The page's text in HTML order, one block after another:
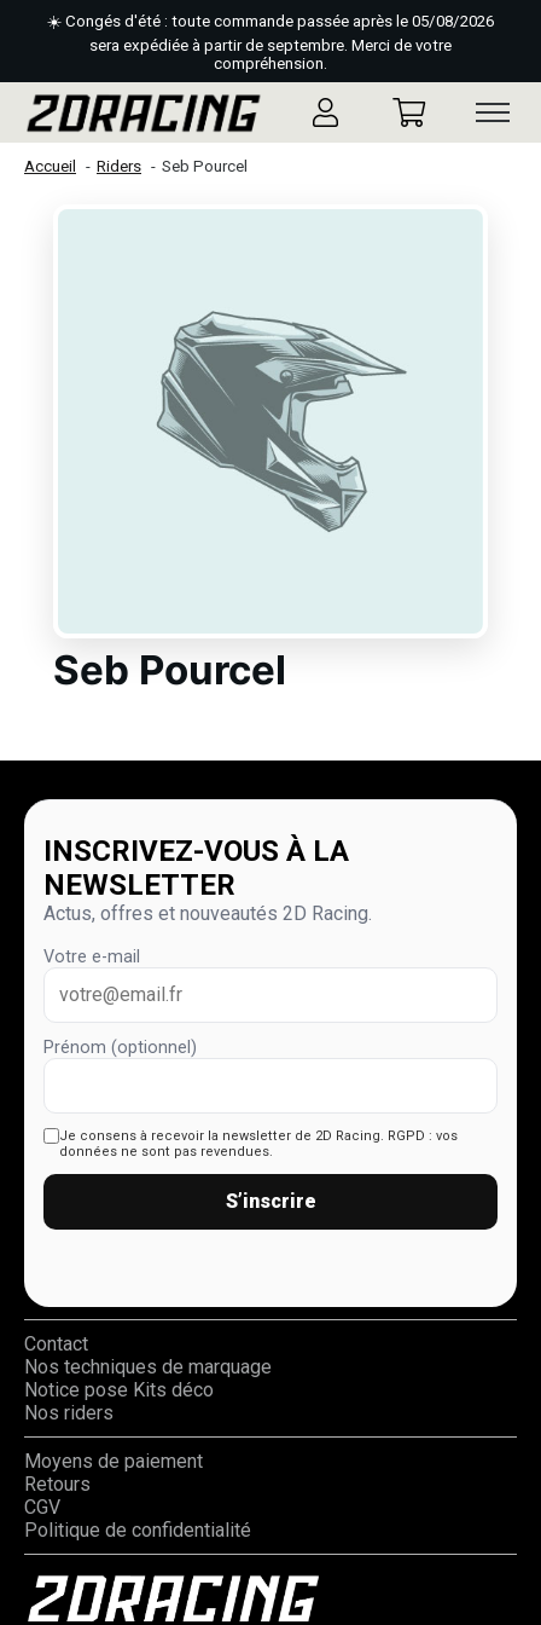
☀️ Congés d'été : toute commande passée après le 05/08/2026
sera expédiée à partir de septembre. Merci de votre
compréhension.
Accueil Riders Seb Pourcel
Seb Pourcel
INSCRIVEZ-VOUS À LA
NEWSLETTER
Actus, offres et nouveautés 2D Racing.
Votre e-mail
Prénom (optionnel)
Je consens à recevoir la newsletter de 2D Racing. RGPD : vos
données ne sont pas revendues.
S’inscrire
Contact
Nos techniques de marquage
Notice pose Kits déco
Nos riders
Moyens de paiement
Retours
CGV
Politique de confidentialité